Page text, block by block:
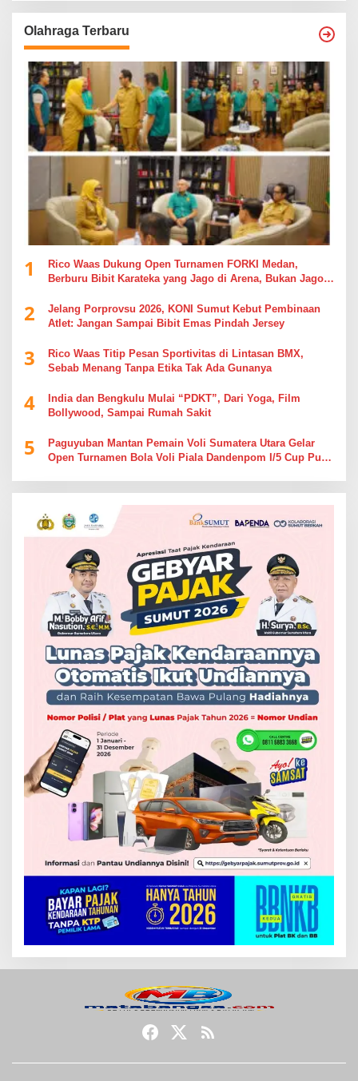
Olahraga Terbaru
1
Rico Waas Dukung Open Turnamen FORKI Medan,
Berburu Bibit Karateka yang Jago di Arena, Bukan Jago
2
Jelang Porprovsu 2026, KONI Sumut Kebut Pembinaan
Atlet: Jangan Sampai Bibit Emas Pindah Jersey
3
Rico Waas Titip Pesan Sportivitas di Lintasan BMX,
Sebab Menang Tanpa Etika Tak Ada Gunanya
4
India dan Bengkulu Mulai “PDKT”, Dari Yoga, Film
Bollywood, Sampai Rumah Sakit
5
Paguyuban Mantan Pemain Voli Sumatera Utara Gelar
Open Turnamen Bola Voli Piala Dandenpom I/5 Cup Putra